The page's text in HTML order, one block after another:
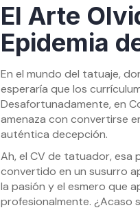
El Arte
Epidemia
En el mundo del tatuaje,
esperaría que los
Desafortunadamente, en
amenaza con convertirse
auténtica decepción.
Ah, el CV de tatuador, esa
convertido en un susurro
la pasión y el esmero que
profesionalmente. ¿Acaso